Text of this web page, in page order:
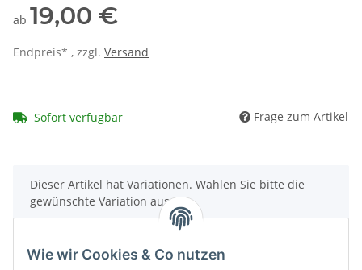
ab 19,00 €
Endpreis* , zzgl. Versand
Sofort verfügbar Frage zum Artikel
x
Dieser Artikel hat Variationen. Wählen Sie bitte die
gewünschte Variation aus.
Wie wir Cookies & Co nutzen